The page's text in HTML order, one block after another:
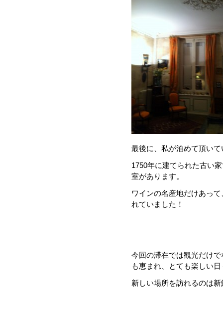
最後に、私が泊めて頂い
1750年に建てられた古い
室があります。
ワインの名産地だけあっ
れていました！
今回の滞在では観光だけ
も恵まれ、とても楽しい
新しい場所を訪れるのは